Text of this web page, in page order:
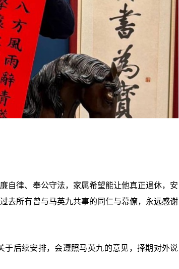
自律、奉公守法，家属希望能让他真正退休，安
去所有曾与马英九共事的同仁与幕僚，永远感谢
后续安排，会遵照马英九的意见，择期对外说